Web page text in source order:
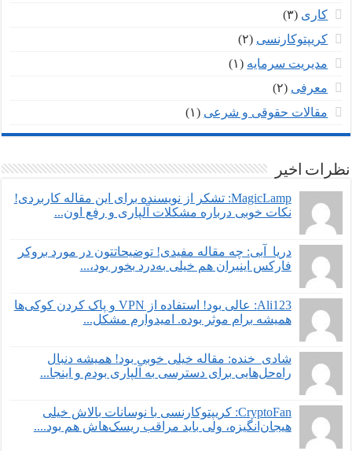
کاری (۳)
کریپتوکارنسی (۲)
مدیریت سرمایه (۱)
معرفی (۲)
مقالات حقوقی و شرعی (۱)
نظرات اخیر
MagicLamp: تشکر از نویسنده برای این مقاله کاربردی!
نکات خوبی درباره مشکلات آلپاری و رفع اون...
دریا_آبی: چه مقاله مفیدی! توضیحاتتون در مورد بروکر
فارکس اینیران هم خیلی به‌درد بخور بود،...
Ali123: عالی بود! استفاده از VPN و پاک کردن کوکی‌ها
همیشه برام موثر بوده. امیدوارم مشکل...
شادی_خنده: مقاله خیلی خوبی بود! همیشه دنبال
راه‌حل‌هایی برای دسترسی به آلپاری بودم و اینجا...
CryptoFan: کریپتوکارنسی با نوسانات بالاش خیلی
هیجان‌انگیزه، ولی باید مراقب ریسک‌هاش هم بود....